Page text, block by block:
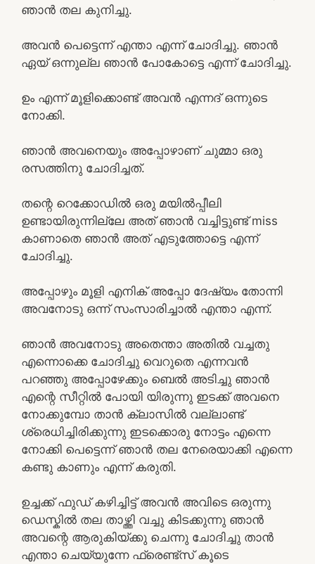
ഞാൻ തല കുനിച്ചു.
അവൻ പെട്ടെന്ന് എന്താ എന്ന് ചോദിച്ചു. ഞാൻ
ഏയ്‌ ഒന്നുല്ല ഞാൻ പോകോട്ടെ എന്ന് ചോദിച്ചു.
ഉം എന്ന് മൂളിക്കൊണ്ട് അവൻ എന്നദ് ഒന്നുടെ
നോക്കി.
ഞാൻ അവനെയും അപ്പോഴാണ് ചുമ്മാ ഒരു
രസത്തിനു ചോദിച്ചത്.
തന്റെ റെക്കോഡിൽ ഒരു മയിൽപ്പീലി
ഉണ്ടായിരുന്നില്ലേ അത് ഞാൻ വച്ചിട്ടുണ്ട് miss
കാണാതെ ഞാൻ അത് എടുത്തോട്ടെ എന്ന്
ചോദിച്ചു.
അപ്പോഴും മൂളി എനിക് അപ്പോ ദേഷ്യം തോന്നി
അവനോടു ഒന്ന് സംസാരിച്ചാൽ എന്താ എന്ന്.
ഞാൻ അവനോടു അതെന്താ അതിൽ വച്ചതു
എന്നൊക്കെ ചോദിച്ചു വെറുതെ എന്നവൻ
പറഞ്ഞു അപ്പോഴേക്കും ബെൽ അടിച്ചു ഞാൻ
എന്റെ സീറ്റിൽ പോയി യിരുന്നു ഇടക്ക് അവനെ
നോക്കുമ്പോ താൻ ക്ലാസിൽ വല്ലാണ്ട്
ശ്രെധിച്ചിരിക്കുന്നു ഇടക്കൊരു നോട്ടം എന്നെ
നോക്കി പെട്ടെന്ന് ഞാൻ തല നേരെയാക്കി എന്നെ
കണ്ടു കാണും എന്ന് കരുതി.
ഉച്ചക്ക് ഫുഡ്‌ കഴിച്ചിട്ട് അവൻ അവിടെ ഒരുന്നു
ഡെസ്കിൽ തല താഴ്ത്തി വച്ചു കിടക്കുന്നു ഞാൻ
അവന്റെ ആരുകിയ്ക്കു ചെന്നു ചോദിച്ചു താൻ
എന്താ ചെയ്യുന്നേ ഫ്രെണ്ട്സ് കൂടെ